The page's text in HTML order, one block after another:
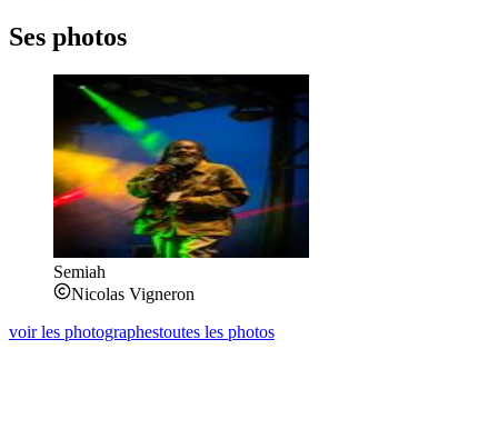
Ses photos
Semiah
Nicolas Vigneron
voir les photographestoutes les photos